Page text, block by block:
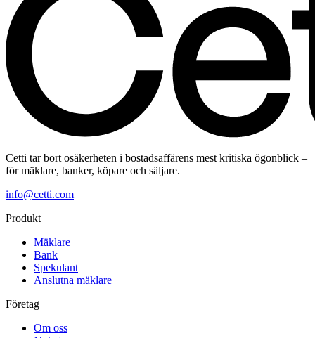
Cetti tar bort osäkerheten i bostadsaffärens mest kritiska ögonblick –
för mäklare, banker, köpare och säljare.
info@cetti.com
Produkt
Mäklare
Bank
Spekulant
Anslutna mäklare
Företag
Om oss